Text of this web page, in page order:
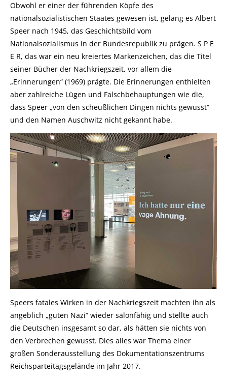
Obwohl er einer der führenden Köpfe des
nationalsozialistischen Staates gewesen ist, gelang es Albert
Speer nach 1945, das Geschichtsbild vom
Nationalsozialismus in der Bundesrepublik zu prägen. S P E
E R, das war ein neu kreiertes Markenzeichen, das die Titel
seiner Bücher der Nachkriegszeit, vor allem die
„Erinnerungen“ (1969) prägte. Die Erinnerungen enthielten
aber zahlreiche Lügen und Falschbehauptungen wie die,
dass Speer „von den scheußlichen Dingen nichts gewusst“
und den Namen Auschwitz nicht gekannt habe.
Speers fatales Wirken in der Nachkriegszeit machten ihn als
angeblich „guten Nazi“ wieder salonfähig und stellte auch
die Deutschen insgesamt so dar, als hätten sie nichts von
den Verbrechen gewusst. Dies alles war Thema einer
großen Sonderausstellung des Dokumentationszentrums
Reichsparteitagsgelände im Jahr 2017.